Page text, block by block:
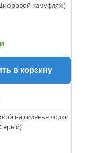
камуфляж)
в корзину
на сиденье лодки